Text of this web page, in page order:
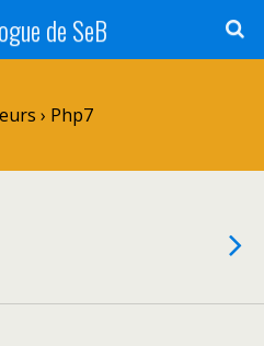
de SeB
› Php7